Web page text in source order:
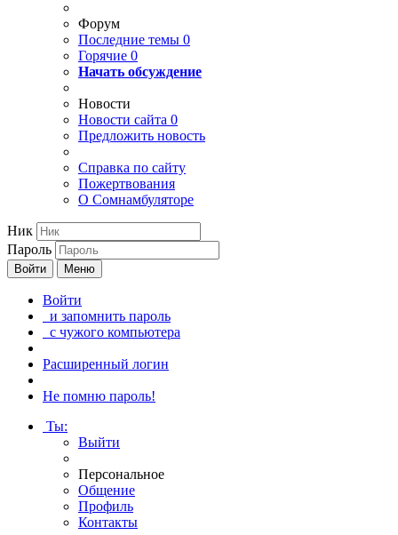
Форум
Последние темы 0
Горячие 0
Начать обсуждение
Новости
Новости сайта 0
Предложить новость
Справка по сайту
Пожертвования
О Сомнамбуляторе
Ник
Пароль
Войти Меню
Войти
и запомнить пароль
с чужого компьютера
Расширенный логин
Не помню пароль!
Ты:
Выйти
Персональное
Общение
Профиль
Контакты